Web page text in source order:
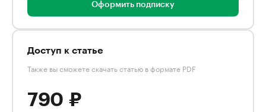
Оформить подписку
Доступ к статье
Также вы сможете скачать статью в формате PDF
790 ₽